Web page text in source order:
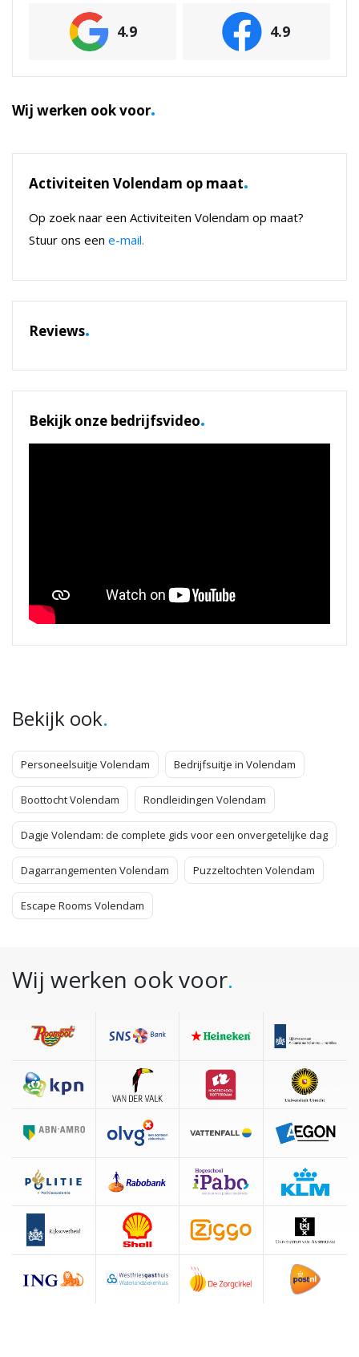
4.9 4.9
Wij werken ook voor.
Activiteiten Volendam op maat.
Op zoek naar een Activiteiten Volendam op maat?
Stuur ons een e-mail.
Reviews.
Bekijk onze bedrijfsvideo.
Bekijk ook.
Personeelsuitje Volendam Bedrijfsuitje in Volendam
Boottocht Volendam Rondleidingen Volendam
Dagje Volendam: de complete gids voor een onvergetelijke dag
Dagarrangementen Volendam Puzzeltochten Volendam
Escape Rooms Volendam
Wij werken ook voor.